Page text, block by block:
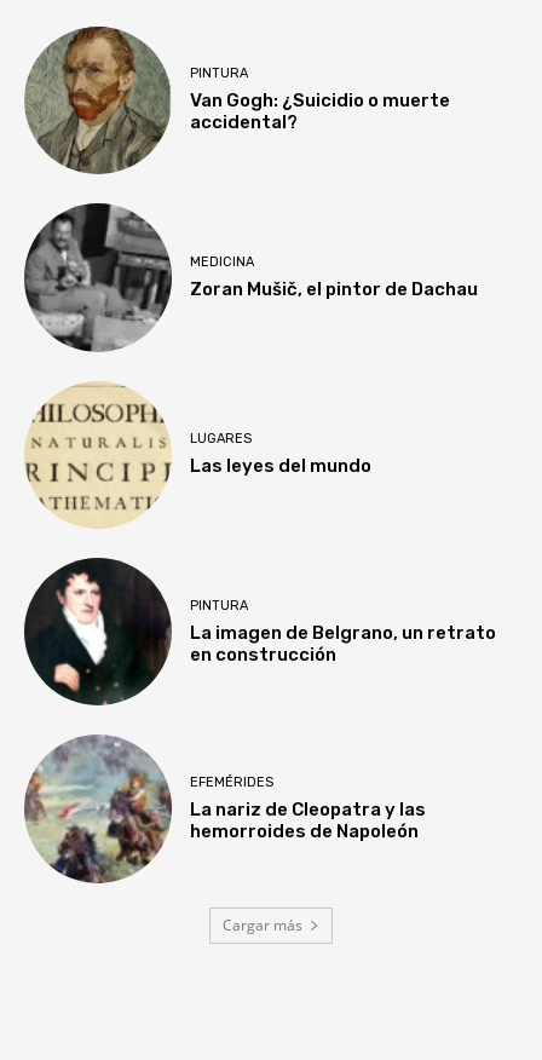
PINTURA
Van Gogh: ¿Suicidio o muerte
accidental?
MEDICINA
Zoran Mušič, el pintor de Dachau
LUGARES
Las leyes del mundo
PINTURA
La imagen de Belgrano, un retrato
en construcción
EFEMÉRIDES
La nariz de Cleopatra y las
hemorroides de Napoleón
Cargar más